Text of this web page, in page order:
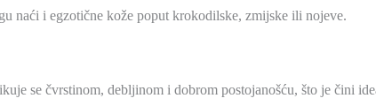
naći i egzotične kože poput krokodilske, zmijske ili nojeve.
se čvrstinom, debljinom i dobrom postojanošću, što je čini